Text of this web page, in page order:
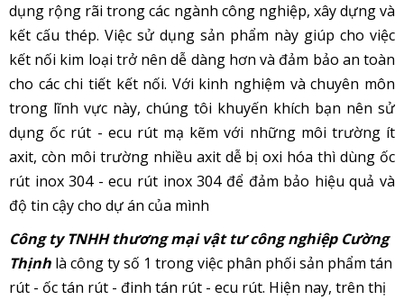
dụng rộng rãi trong các ngành công nghiệp, xây dựng và
kết cấu thép. Việc sử dụng sản phẩm này giúp cho việc
kết nối kim loại trở nên dễ dàng hơn và đảm bảo an toàn
cho các chi tiết kết nối. Với kinh nghiệm và chuyên môn
trong lĩnh vực này, chúng tôi khuyến khích bạn nên sử
dụng ốc rút - ecu rút mạ kẽm với những môi trường ít
axit, còn môi trường nhiều axit dễ bị oxi hóa thì dùng ốc
rút inox 304 - ecu rút inox 304 để đảm bảo hiệu quả và
độ tin cậy cho dự án của mình
Công ty TNHH thương mại vật tư công nghiệp Cường
Thịnh là công ty số 1 trong việc phân phối sản phẩm tán
rút - ốc tán rút - đinh tán rút - ecu rút. Hiện nay, trên thị